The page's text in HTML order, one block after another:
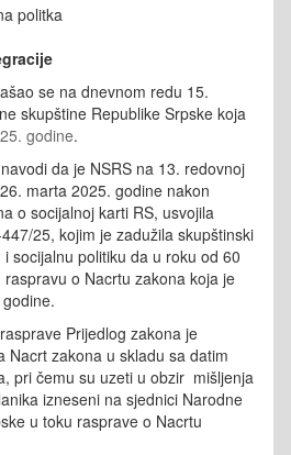
politka
se na dnevnom redu 15.
skupštine Republike Srpske koja
godine.
da je NSRS na 13. redovnoj
marta 2025. godine nakon
o socijalnoj karti RS, usvojila
25, kojim je zadužila skupštinski
socijalnu politiku da u roku od 60
o Nacrtu zakona koja je
Prijedlog zakona je
Nacrt zakona u skladu sa datim
pri čemu su uzeti u obzir mišljenja
izneseni na sjednici Narodne
u toku rasprave o Nacrtu